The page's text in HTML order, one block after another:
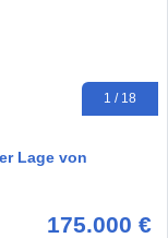
1 / 18
Lage von
175.000 €